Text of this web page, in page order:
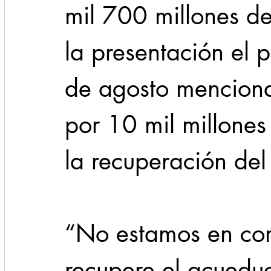
mil 700 millones
la presentación el
de agosto
por 10 mil
la recuperación
“No estamos en